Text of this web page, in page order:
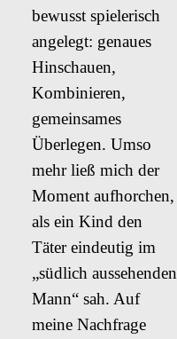
bewusst spielerisch
angelegt: genaues
Hinschauen,
Kombinieren,
gemeinsames
Überlegen. Umso
mehr ließ mich der
Moment aufhorchen,
als ein Kind den
Täter eindeutig im
„südlich aussehenden
Mann“ sah. Auf
meine Nachfrage